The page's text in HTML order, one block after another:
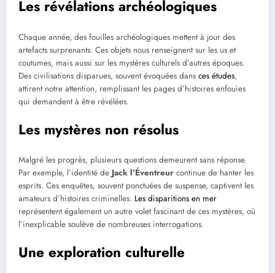
Les révélations archéologiques
Chaque année, des fouilles archéologiques mettent à jour des
artefacts surprenants. Ces objets nous renseignent sur les us et
coutumes, mais aussi sur les mystères culturels d’autres époques.
Des civilisations disparues, souvent évoquées dans ces études,
attirent notre attention, remplissant les pages d’histoires enfouies
qui demandent à être révélées.
Les mystères non résolus
Malgré les progrès, plusieurs questions demeurent sans réponse.
Par exemple, l’identité de Jack l’Éventreur continue de hanter les
esprits. Ces enquêtes, souvent ponctuées de suspense, captivent les
amateurs d’histoires criminelles. Les disparitions en mer
représentent également un autre volet fascinant de ces mystères, où
l’inexplicable soulève de nombreuses interrogations.
Une exploration culturelle